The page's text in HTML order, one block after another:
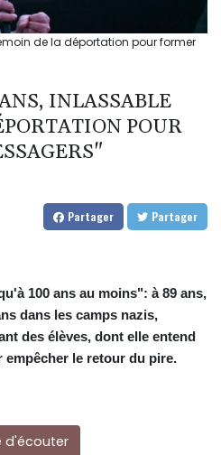
de la déportation pour former
INLASSABLE
POUR
Partager Partager
100 ans au moins": à 89 ans,
dans les camps nazis,
des élèves, dont elle entend
le retour du pire.
d'écouter